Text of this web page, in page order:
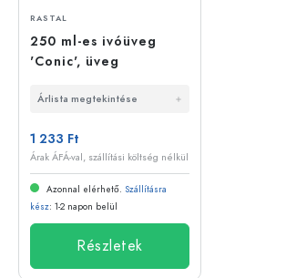
RASTAL
250 ml-es ivóüveg
'Conic', üveg
Árlista megtekintése
1 233 Ft
Árak ÁFÁ-val, szállítási költség nélkül
Azonnal elérhető. Szállításra
kész: 1-2 napon belül
Részletek